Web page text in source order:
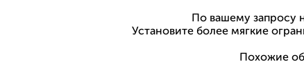
По вашему запросу
Установите более мягкие
Похожие